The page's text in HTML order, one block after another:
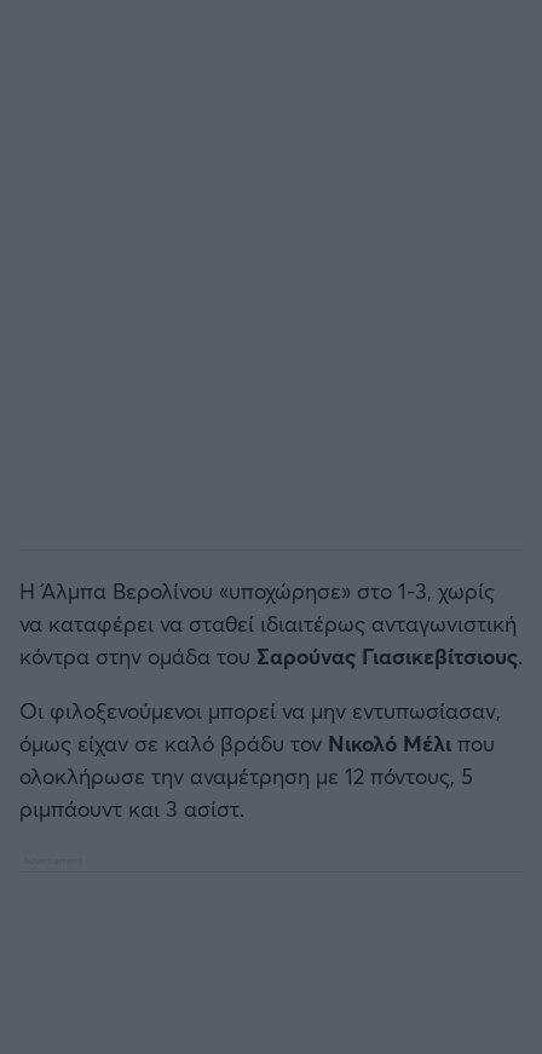
Η Άλμπα Βερολίνου «υποχώρησε» στο 1-3, χωρίς
να καταφέρει να σταθεί ιδιαιτέρως ανταγωνιστική
κόντρα στην ομάδα του Σαρούνας Γιασικεβίτσιους.
Οι φιλοξενούμενοι μπορεί να μην εντυπωσίασαν,
όμως είχαν σε καλό βράδυ τον Νικολό Μέλι που
ολοκλήρωσε την αναμέτρηση με 12 πόντους, 5
ριμπάουντ και 3 ασίστ.